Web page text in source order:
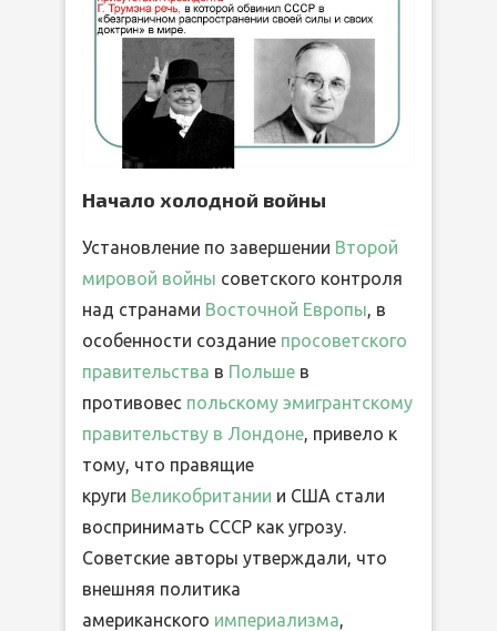
Начало холодной войны
Установление по завершении Второй
мировой войны советского контроля
над странами Восточной Европы, в
особенности создание просоветского
правительства в Польше в
противовес польскому эмигрантскому
правительству в Лондоне, привело к
тому, что правящие
круги Великобритании и США стали
воспринимать СССР как угрозу.
Советские авторы утверждали, что
внешняя политика
американского империализма,